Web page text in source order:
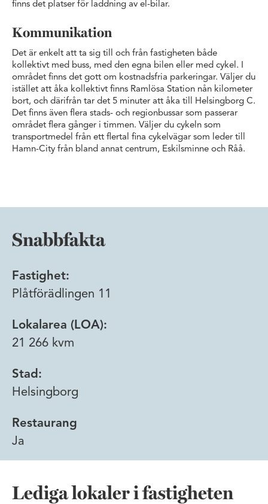
finns det platser för laddning av el-bilar.
Kommunikation
Det är enkelt att ta sig till och från fastigheten både
kollektivt med buss, med den egna bilen eller med cykel. I
området finns det gott om kostnadsfria parkeringar. Väljer du
istället att åka kollektivt finns Ramlösa Station nån kilometer
bort, och därifrån tar det 5 minuter att åka till Helsingborg C.
Det finns även flera stads- och regionbussar som passerar
området flera gånger i timmen. Väljer du cykeln som
transportmedel från ett flertal fina cykelvägar som leder till
Hamn-City från bland annat centrum, Eskilsminne och Råå.
Snabbfakta
Fastighet:
Plåtförädlingen 11
Lokalarea (LOA):
21 266 kvm
Stad:
Helsingborg
Restaurang
Ja
Lediga lokaler i fastigheten